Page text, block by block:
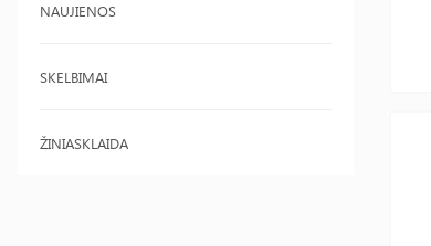
NAUJIENOS
SKELBIMAI
ŽINIASKLAIDA